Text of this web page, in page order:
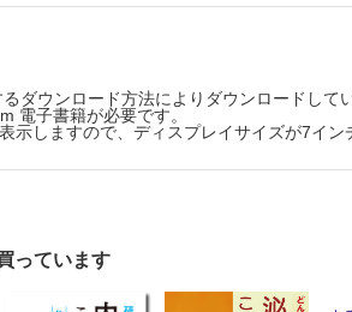
しっかり見極め、きちんと対応！～重大
を乗り切る！ 整形外科診療～専門医だか
学び方 限りある時間と機会をうまく活かす
でデキる！糖尿病の診かたと血糖コント
決断できる救急患者へのアプローチ～悩ま
の危険なサインを見逃さない！ ～撮像条
ダウンロード方法によりダウンロードして
電子書籍が必要です。
しますので、ディスプレイサイズが7イン
っています